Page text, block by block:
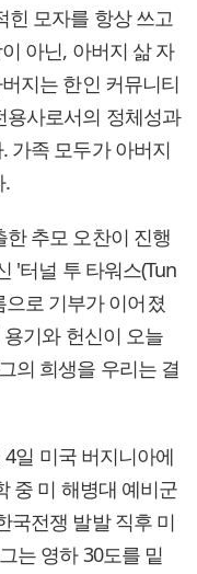
힌 모자를 항상 쓰고
아닌, 아버지 삶 자
지는 한인 커뮤니티
용사로서의 정체성과
가족 모두가 아버지
.
추모 오찬이 진행
'터널 투 타워스(Tun
로 기부가 이어졌
기와 헌신이 오늘
의 희생을 우리는 결
일 미국 버지니아에
중 미 해병대 예비군
국전쟁 발발 직후 미
는 영하 30도를 밑